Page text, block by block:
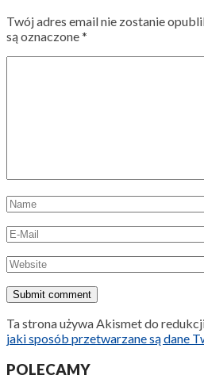
Twój adres email nie zostanie
są oznaczone*
Ta strona używa Akismet do
jaki sposób przetwarzane są dane
POLECAMY